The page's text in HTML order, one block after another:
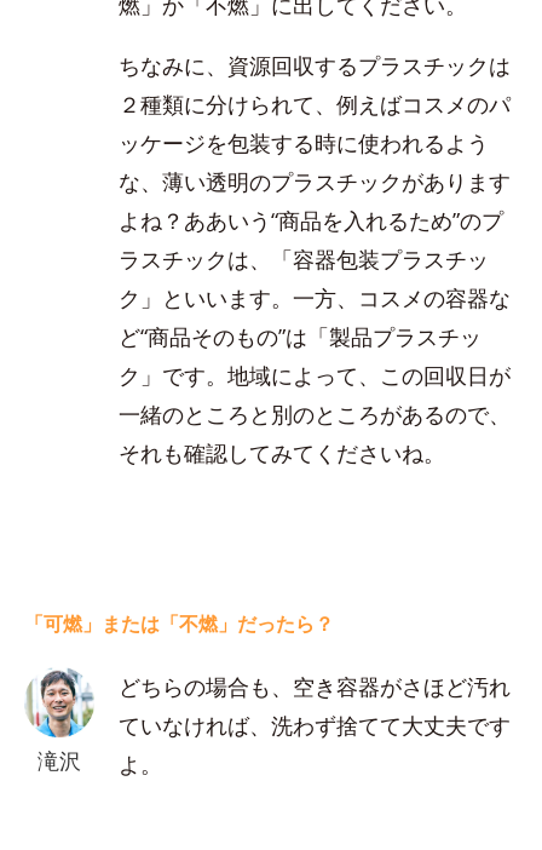
ちなみに、資源回収するプラスチックは
２種類に分けられて、例えばコスメのパ
ッケージを包装する時に使われるよう
な、薄い透明のプラスチックがあります
よね？ああいう“商品を入れるため”のプ
ラスチックは、「容器包装プラスチッ
ク」といいます。一方、コスメの容器な
ど“商品そのもの”は「製品プラスチッ
ク」です。地域によって、この回収日が
一緒のところと別のところがあるので、
それも確認してみてくださいね。
「可燃」または「不燃」だったら？
滝沢
どちらの場合も、空き容器がさほど汚れ
ていなければ、洗わず捨てて大丈夫です
よ。